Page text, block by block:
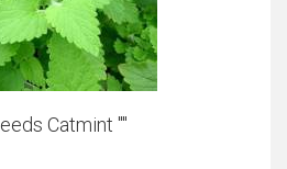
Catmint ""